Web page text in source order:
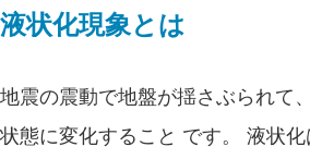
液状化現象とは
地震の震動で地盤が揺さぶられて
状態に変化すること です。 液状